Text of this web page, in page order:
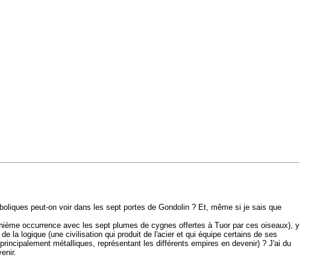
peut-on voir dans les sept portes de Gondolin ? Et, même si je sais que
occurrence avec les sept plumes de cygnes offertes à Tuor par ces oiseaux), y
la logique (une civilisation qui produit de l'acier et qui équipe certains de ses
métalliques, représentant les différents empires en devenir) ? J'ai du